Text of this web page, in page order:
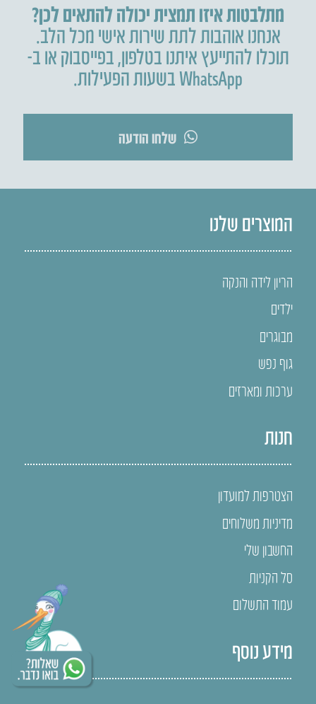
מתלבטות איזו תמצית יכולה להתאים לכן?
אנחנו אוהבות לתת שירות אישי מכל הלב.
תוכלו להתייעץ איתנו בטלפון,בפייסבוק או ב-
WhatsApp בשעות הפעילות.
שלחו הודעה
המוצרים שלנו
הריון לידה והנקה
ילדים
מבוגרים
גוף נפש
ערכות ומארזים
חנות
הצטרפות למועדון
מדיניות משלוחים
החשבון שלי
סל הקניות
עמוד התשלום
מידע נוסף